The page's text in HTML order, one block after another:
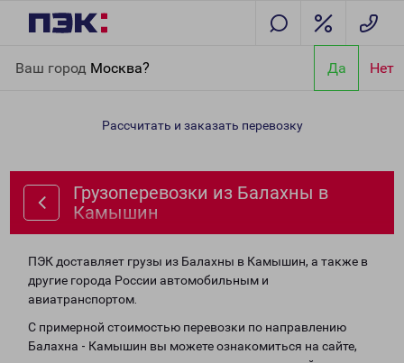
Ваш город Москва? Да Нет
Камышин
Рассчитать и заказать перевозку
Грузоперевозки из Балахны в
Камышин
ПЭК доставляет грузы из Балахны в Камышин, а также в
другие города России автомобильным и
авиатранспортом.
С примерной стоимостью перевозки по направлению
Балахна - Камышин вы можете ознакомиться на сайте,